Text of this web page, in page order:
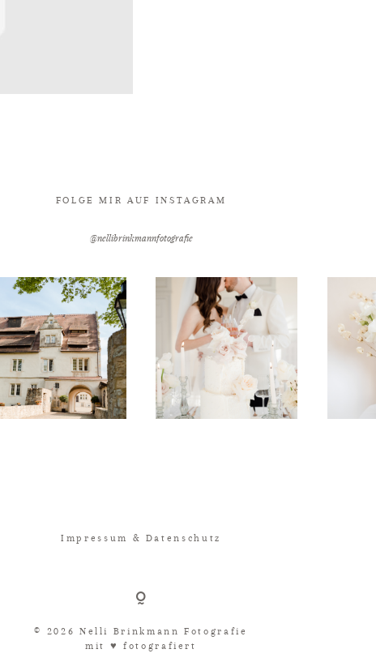
FOLGE MIR AUF INSTAGRAM
@nellibrinkmannfotografie
Impressum & Datenschutz
© 2026 Nelli Brinkmann Fotografie
mit ♥︎ fotografiert